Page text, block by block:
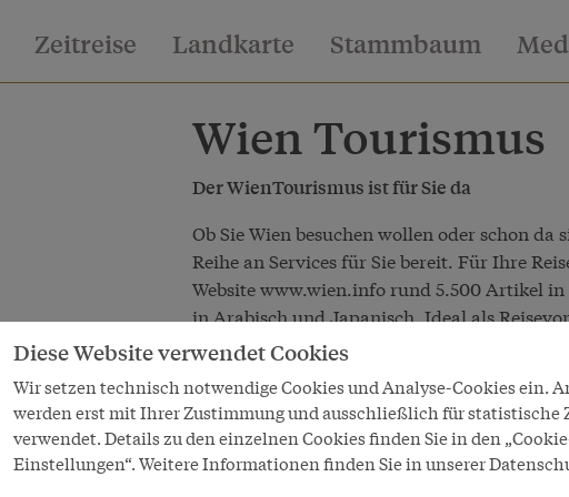
Zeitreise Landkarte Stammbaum
Wien Tourismus
Der WienTourismus ist für Sie da
Ob Sie Wien besuchen wollen oder schon
Reihe an Services für Sie bereit. Für Ihre
Websitewww.wien.inforund 5.500 Artikel in
in Arabisch und Japanisch. Ideal als
Einlesen, um sich mit der enormen Vielfalt
das eine oder andere Geheimnis
Sehenswürdigkeit oder eine bestimmte
Eventdatenbank sind derzeit rund 15.000
eingetragen, da ist für jeden Anlass und
Ebenfalls online ist eine Hoteldatenbank,
Diese Website verwendet Cookies
Wir setzen technisch notwendige Cookies und Analyse-Cookies ein.
werden erst mit Ihrer Zustimmung und ausschließlich für statistische
verwendet. Details zu den einzelnen Cookies finden Sie in den
Einstellungen“. Weitere Informationen finden Sie in unserer